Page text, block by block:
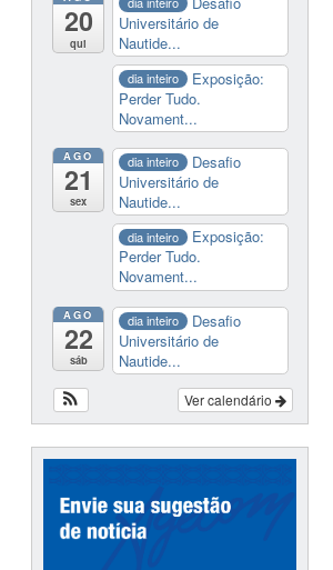
20
qui
Universitário de
Nautide...
dia inteiro
Exposição:
Perder Tudo.
Novament...
AGO
21
sex
dia inteiro
Desafio
Universitário de
Nautide...
dia inteiro
Exposição:
Perder Tudo.
Novament...
AGO
22
sáb
dia inteiro
Desafio
Universitário de
Nautide...
Ver calendário